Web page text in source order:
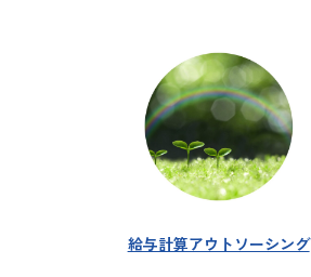
給与計算アウトソーシング